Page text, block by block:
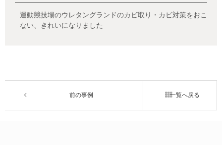
運動競技場のウレタングランドのカビ取り・カビ対策をおこ
ない、きれいになりました
前の事例 一覧へ戻る